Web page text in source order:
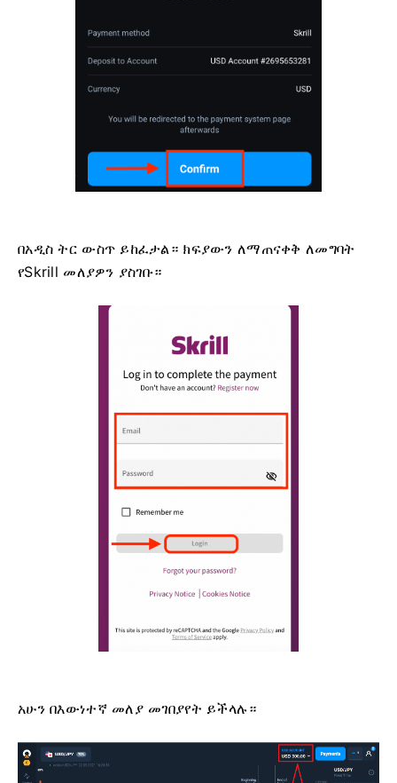
በአዲስ ትር ውስጥ ይከፈታል። ክፍያውን ለማጠናቀቅ ለመግባት
የSkrill መለያዎን ያስገቡ።
አሁን በእውነተኛ መለያ መገበያየት ይችላሉ።